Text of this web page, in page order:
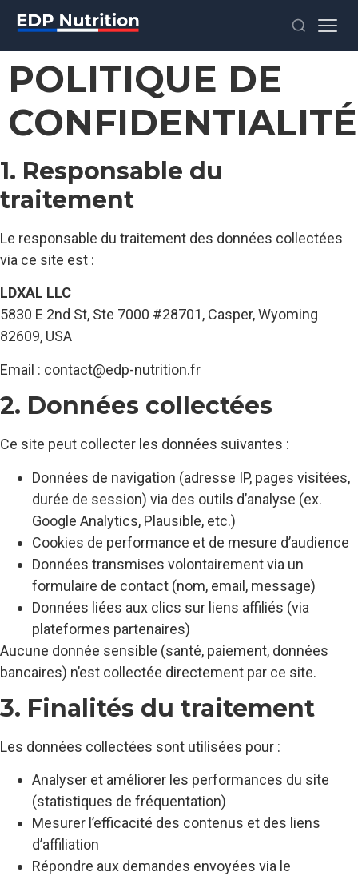
POLITIQUE DE
CONFIDENTIALITÉ
1. Responsable du
traitement
Le responsable du traitement des données collectées
via ce site est :
LDXAL LLC
5830 E 2nd St, Ste 7000 #28701, Casper, Wyoming
82609, USA
Email : contact@edp-nutrition.fr
2. Données collectées
Ce site peut collecter les données suivantes :
Données de navigation (adresse IP, pages visitées,
durée de session) via des outils d’analyse (ex.
Google Analytics, Plausible, etc.)
Cookies de performance et de mesure d’audience
Données transmises volontairement via un
formulaire de contact (nom, email, message)
Données liées aux clics sur liens affiliés (via
plateformes partenaires)
Aucune donnée sensible (santé, paiement, données
bancaires) n’est collectée directement par ce site.
3. Finalités du traitement
Les données collectées sont utilisées pour :
Analyser et améliorer les performances du site
(statistiques de fréquentation)
Mesurer l’efficacité des contenus et des liens
d’affiliation
Répondre aux demandes envoyées via le